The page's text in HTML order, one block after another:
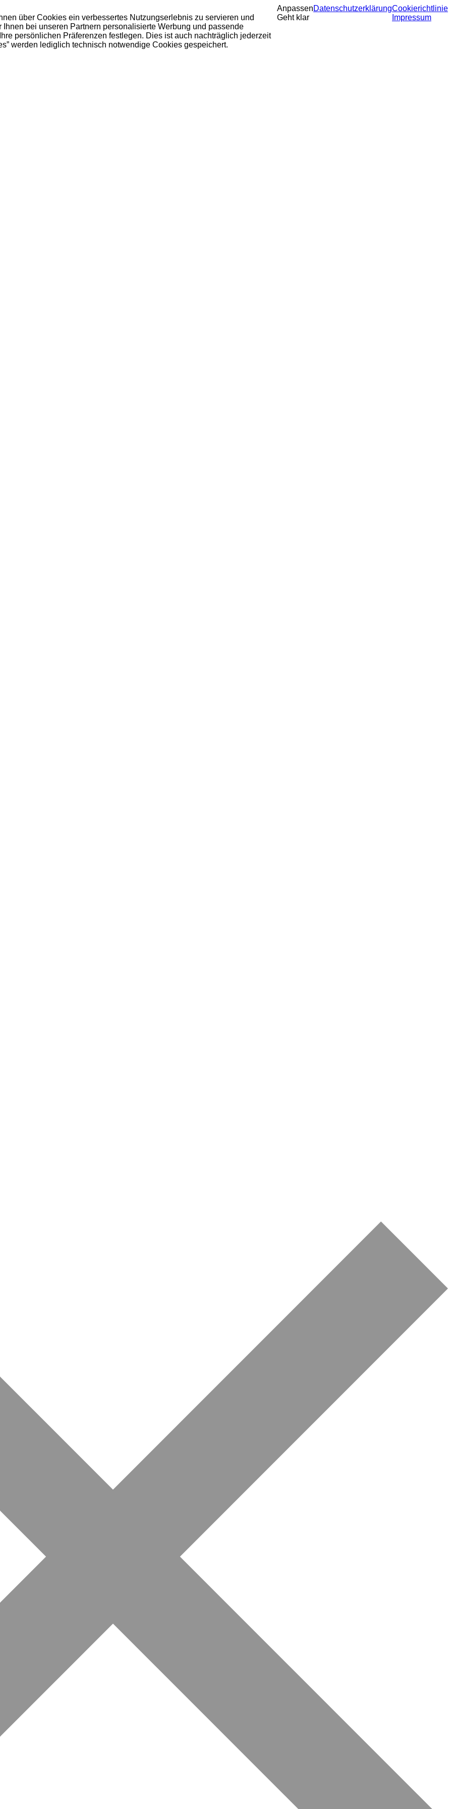
über Cookies ein verbessertes Nutzungserlebnis zu servieren und
bei unseren Partnern personalisierte Werbung und passende
persönlichen Präferenzen festlegen. Dies ist auch nachträglich jederzeit
werden lediglich technisch notwendige Cookies gespeichert.
Anpassen
Geht klar
DatenschutzerklärungCookierichtlinie
Impressum